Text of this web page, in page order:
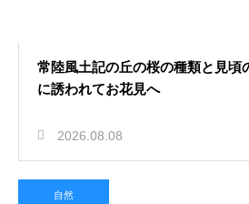
常陸風土記の丘の桜の種類と見頃
に誘われてお花見へ
2026.08.08
自然